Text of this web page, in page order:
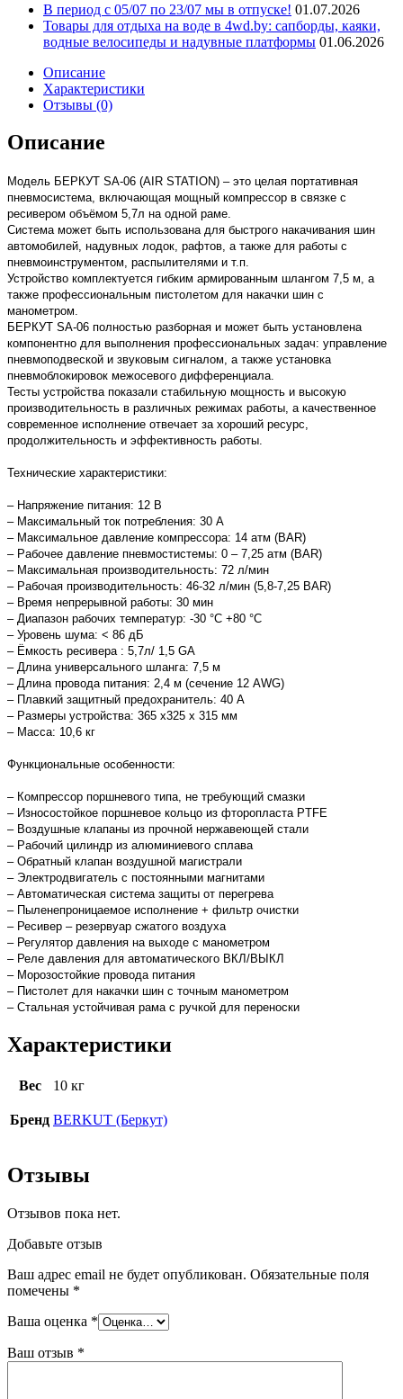
В период с 05/07 по 23/07 мы в отпуске! 01.07.2026
Товары для отдыха на воде в 4wd.by: сапборды, каяки,
водные велосипеды и надувные платформы 01.06.2026
Описание
Характеристики
Отзывы (0)
Описание
Модель БЕРКУТ SA-06 (AIR STATION) – это целая портативная
пневмосистема, включающая мощный компрессор в связке с
ресивером объёмом 5,7л на одной раме.
Система может быть использована для быстрого накачивания шин
автомобилей, надувных лодок, рафтов, а также для работы с
пневмоинструментом, распылителями и т.п.
Устройство комплектуется гибким армированным шлангом 7,5 м, а
также профессиональным пистолетом для накачки шин с
манометром.
БЕРКУТ SA-06 полностью разборная и может быть установлена
компонентно для выполнения профессиональных задач: управление
пневмоподвеской и звуковым сигналом, а также установка
пневмоблокировок межосевого дифференциала.
Тесты устройства показали стабильную мощность и высокую
производительность в различных режимах работы, а качественное
современное исполнение отвечает за хороший ресурс,
продолжительность и эффективность работы.
Технические характеристики:
– Напряжение питания: 12 В
– Максимальный ток потребления: 30 A
– Максимальное давление компрессора: 14 атм (BAR)
– Рабочее давление пневмостистемы: 0 – 7,25 атм (BAR)
– Максимальная производительность: 72 л/мин
– Рабочая производительность: 46-32 л/мин (5,8-7,25 BAR)
– Время непрерывной работы: 30 мин
– Диапазон рабочих температур: -30 °C +80 °C
– Уровень шума: < 86 дБ
– Ёмкость ресивера : 5,7л/ 1,5 GA
– Длина универсального шланга: 7,5 м
– Длина провода питания: 2,4 м (сечение 12 AWG)
– Плавкий защитный предохранитель: 40 A
– Размеры устройства: 365 x325 x 315 мм
– Масса: 10,6 кг
Функциональные особенности:
– Компрессор поршневого типа, не требующий смазки
– Износостойкое поршневое кольцо из фторопласта PTFE
– Воздушные клапаны из прочной нержавеющей стали
– Рабочий цилиндр из алюминиевого сплава
– Обратный клапан воздушной магистрали
– Электродвигатель с постоянными магнитами
– Автоматическая система защиты от перегрева
– Пыленепроницаемое исполнение + фильтр очистки
– Ресивер – резервуар сжатого воздуха
– Регулятор давления на выходе с манометром
– Реле давления для автоматического ВКЛ/ВЫКЛ
– Морозостойкие провода питания
– Пистолет для накачки шин с точным манометром
– Стальная устойчивая рама с ручкой для переноски
Характеристики
Вес 10 кг
Бренд BERKUT (Беркут)
Отзывы
Отзывов пока нет.
Добавьте отзыв
Ваш адрес email не будет опубликован. Обязательные поля
помечены *
Ваша оценка *
Ваш отзыв *